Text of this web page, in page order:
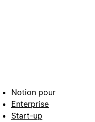
Notion pour
Enterprise
Start-up